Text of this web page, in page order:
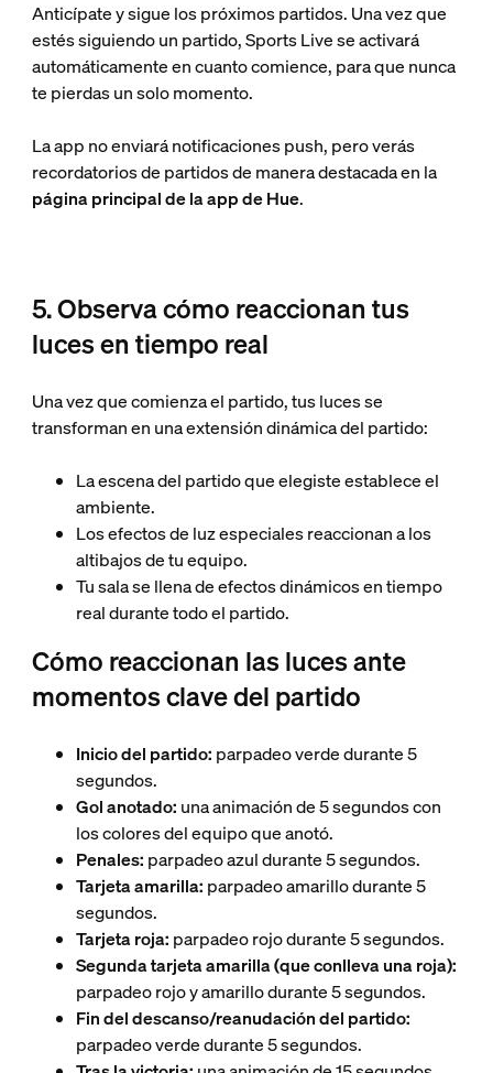
Anticípate y sigue los próximos partidos. Una vez que
estés siguiendo un partido, Sports Live se activará
automáticamente en cuanto comience, para que nunca
te pierdas un solo momento.
La app no enviará notificaciones push, pero verás
recordatorios de partidos de manera destacada en la
página principal de la app de Hue.
5. Observa cómo reaccionan tus
luces en tiempo real
Una vez que comienza el partido, tus luces se
transforman en una extensión dinámica del partido:
La escena del partido que elegiste establece el
ambiente.
Los efectos de luz especiales reaccionan a los
altibajos de tu equipo.
Tu sala se llena de efectos dinámicos en tiempo
real durante todo el partido.
Cómo reaccionan las luces ante
momentos clave del partido
Inicio del partido: parpadeo verde durante 5
segundos.
Gol anotado: una animación de 5 segundos con
los colores del equipo que anotó.
Penales: parpadeo azul durante 5 segundos.
Tarjeta amarilla: parpadeo amarillo durante 5
segundos.
Tarjeta roja: parpadeo rojo durante 5 segundos.
Segunda tarjeta amarilla (que conlleva una roja):
parpadeo rojo y amarillo durante 5 segundos.
Fin del descanso/reanudación del partido:
parpadeo verde durante 5 segundos.